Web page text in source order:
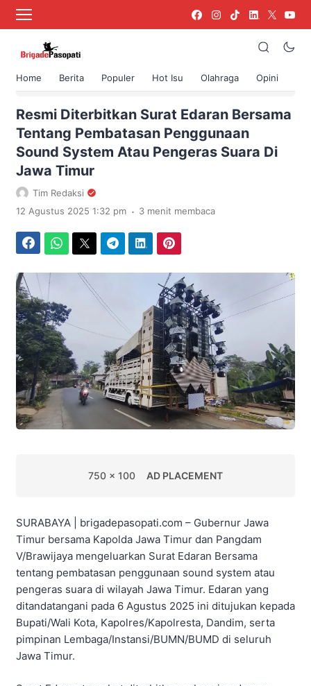
Home Berita Populer Hot Isu Olahraga Opini
›
Resmi Diterbitkan Surat Edaran Bersama
Tentang Pembatasan Penggunaan
Sound System Atau Pengeras Suara Di
Jawa Timur
Tim Redaksi
12 Agustus 2025 1:32 pm . 3 menit membaca
750 x 100 AD PLACEMENT
SURABAYA | brigadepasopati.com – Gubernur Jawa
Timur bersama Kapolda Jawa Timur dan Pangdam
V/Brawijaya mengeluarkan Surat Edaran Bersama
tentang pembatasan penggunaan sound system atau
pengeras suara di wilayah Jawa Timur. Edaran yang
ditandatangani pada 6 Agustus 2025 ini ditujukan kepada
Bupati/Wali Kota, Kapolres/Kapolresta, Dandim, serta
pimpinan Lembaga/Instansi/BUMN/BUMD di seluruh
Jawa Timur.